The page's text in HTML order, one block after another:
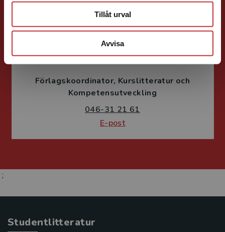
Tillåt urval
Avvisa
Susanne Borg-Törn
Förlagskoordinator Kurslitteratur och
Kompetensutveckling
046-31 21 61
E-post
;
Studentlitteratur